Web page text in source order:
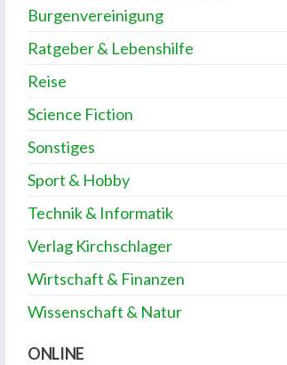
Burgenvereinigung
Ratgeber & Lebenshilfe
Reise
Science Fiction
Sonstiges
Sport & Hobby
Technik & Informatik
Verlag Kirchschlager
Wirtschaft & Finanzen
Wissenschaft & Natur
ONLINE